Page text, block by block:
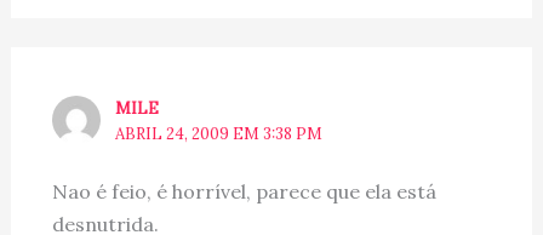
MILE
ABRIL 24, 2009 EM 3:38 PM
Nao é feio, é horrível, parece que ela está
desnutrida.